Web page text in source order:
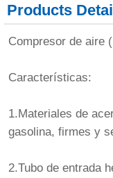
Products
Compresor de aire
Características:
1.Materiales de
gasolina, firmes y
2.Tubo de entrada